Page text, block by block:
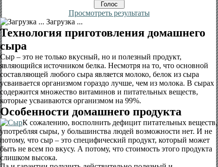
Просмотреть результаты
Загрузка ...
Технология приготовления домашнего
сыра
Сыр – это не только вкусный, но и полезный продукт,
являющийся источником белка. Несмотря на то, что основной
составляющей любого сыра является молоко, белок из сыра
усваивается организмом гораздо лучше, чем из молока. В сырах
содержится множество витаминов и питательных веществ,
которые усваиваются организмом на 99%.
Особенности домашнего продукта
К сожалению, восполнить дефицит питательных веществ,
употребляя сыры, у большинства людей возможности нет. И не
потому, что сыр – это специфический продукт, который может
быть не всем по вкусу. А потому, что стоимость этого продукта
слишком высока.